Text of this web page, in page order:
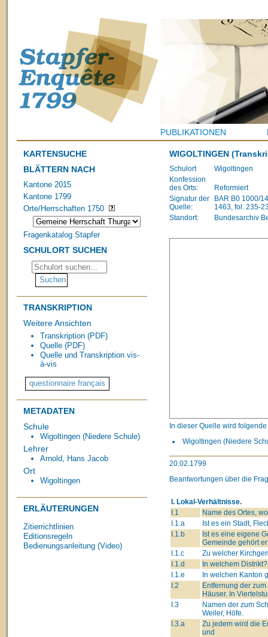
PUBLIKATIONEN
KARTENSUCHE
BLÄTTERN NACH
Kantone 2015
Kantone 1799
Orte/Herrschaften 1750
Fragenkatalog Stapfer
SCHULORT SUCHEN
TRANSKRIPTION
Weitere Ansichten
Transkription (PDF)
Quelle (PDF)
Quelle und Transkription vis-
à-vis
METADATEN
Schule
Wigoltingen (Niedere Schule)
Lehrer
Arnold, Hans Jacob
Ort
Wigoltingen
ERLÄUTERUNGEN
Zitierrichtlinien
Editionsregeln
Bedienungsanleitung (Video)
WIGOLTINGEN
Schulort
Wigoltingen
Konfession
des Orts:
Reformiert
Signatur der
Quelle:
BAR B0 1000/
1463, fol. 235-
Standort:
Bundesarchiv
In dieser Quelle wird
Wigoltingen (Niedere
20.02.1799
Beantwortungen über die
I. Lokal-Verhältnisse.
I.1
Name des Ortes,
I.1.a
Ist es ein Stadt,
I.1.b
Ist es eine eigene
Gemeinde gehört
I.1.c
Zu welcher
I.1.d
In welchem Distrikt?
I.1.e
In welchen Kanton
I.2
Entfernung der
Häuser. In
I.3
Namen der zum
Weiler, Höfe.
I.3.a
Zu jedem wird die
und